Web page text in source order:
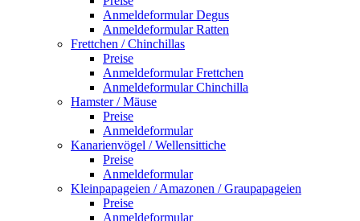
Anmeldeformular Degus
Anmeldeformular Ratten
Frettchen / Chinchillas
Preise
Anmeldeformular Frettchen
Anmeldeformular Chinchilla
Hamster / Mäuse
Preise
Anmeldeformular
Kanarienvögel / Wellensittiche
Preise
Anmeldeformular
Kleinpapageien / Amazonen / Graupapageien
Preise
Anmeldeformular